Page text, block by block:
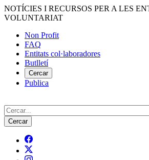
Vés
al
NOTÍCIES I RECURSOS PER A LES
VOLUNTARIAT
Menú
del
compte
d'usuari
Non Profit
FAQ
Entitats col·laboradores
Butlletí
Cercar
Publica
Cerca